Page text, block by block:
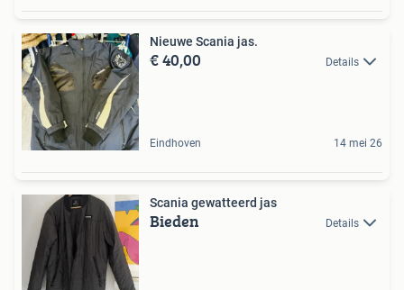
Nieuwe Scania jas.
€ 40,00 Details
Eindhoven 14 mei 26
Scania gewatteerd jas
Bieden Details